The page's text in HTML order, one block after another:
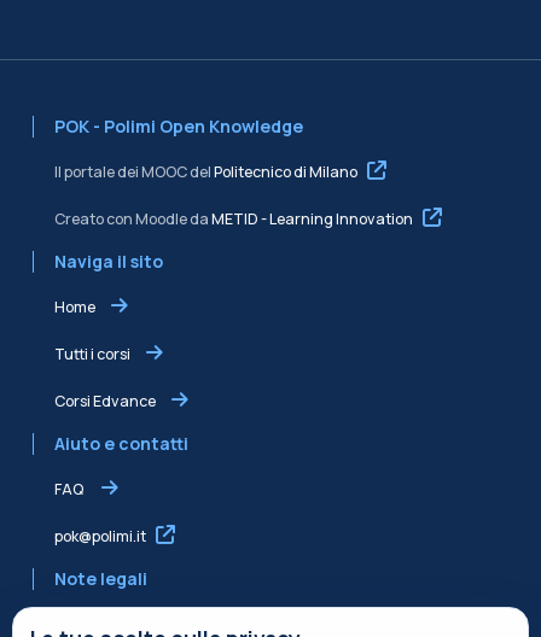
POK - Polimi Open Knowledge
Il portale dei MOOC delPolitecnico di Milano
Creato con Moodle daMETID - Learning Innovation
Naviga il sito
Home
Tutti i corsi
Corsi Edvance
Aiuto e contatti
FAQ
pok@polimi.it
Note legali